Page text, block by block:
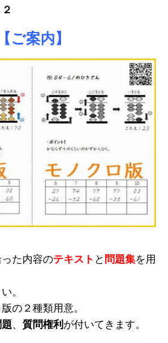
【ご案内】
た内容のテキスト と 問題集を用
。
の２種類用意。
、 質問権利 が付いてきます。